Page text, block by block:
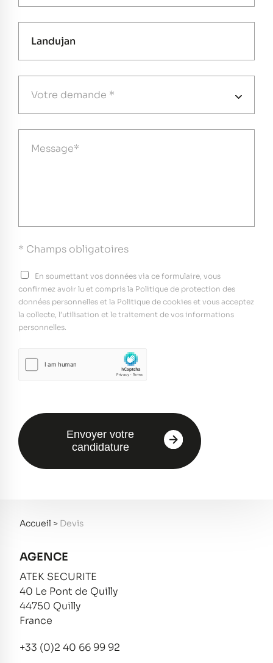
Accueil > Devis
AGENCE
ATEK SECURITE
40 Le Pont de Quilly
44750 Quilly
France
+33 (0)2 40 66 99 92
* Champs obligatoires
En soumettant vos données via ce formulaire, vous
confirmez avoir lu et compris la Politique de protection des
données personnelles et la Politique de cookies et vous acceptez
la collecte, l’utilisation et le traitement de vos informations
personnelles.
Envoyer votre
candidature